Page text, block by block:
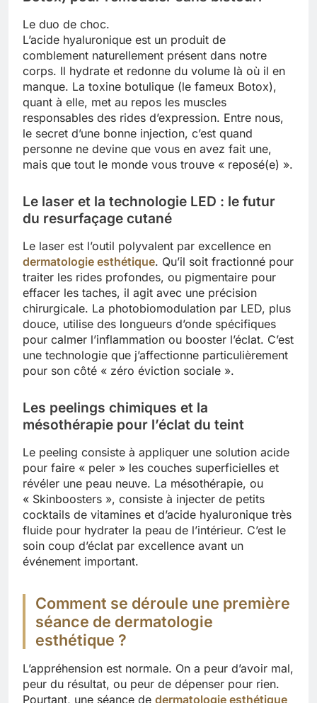
Le duo de choc.
L’acide hyaluronique est un produit de
comblement naturellement présent dans notre
corps. Il hydrate et redonne du volume là où il en
manque. La toxine botulique (le fameux Botox),
quant à elle, met au repos les muscles
responsables des rides d’expression. Entre nous,
le secret d’une bonne injection, c’est quand
personne ne devine que vous en avez fait une,
mais que tout le monde vous trouve « reposé(e) ».
Le laser et la technologie LED : le futur
du resurfaçage cutané
Le laser est l’outil polyvalent par excellence en
dermatologie esthétique. Qu’il soit fractionné pour
traiter les rides profondes, ou pigmentaire pour
effacer les taches, il agit avec une précision
chirurgicale. La photobiomodulation par LED, plus
douce, utilise des longueurs d’onde spécifiques
pour calmer l’inflammation ou booster l’éclat. C’est
une technologie que j’affectionne particulièrement
pour son côté « zéro éviction sociale ».
Les peelings chimiques et la
mésothérapie pour l’éclat du teint
Le peeling consiste à appliquer une solution acide
pour faire « peler » les couches superficielles et
révéler une peau neuve. La mésothérapie, ou
« Skinboosters », consiste à injecter de petits
cocktails de vitamines et d’acide hyaluronique très
fluide pour hydrater la peau de l’intérieur. C’est le
soin coup d’éclat par excellence avant un
événement important.
Comment se déroule une première
séance de dermatologie
esthétique ?
L’appréhension est normale. On a peur d’avoir mal,
peur du résultat, ou peur de dépenser pour rien.
Pourtant, une séance de dermatologie esthétique